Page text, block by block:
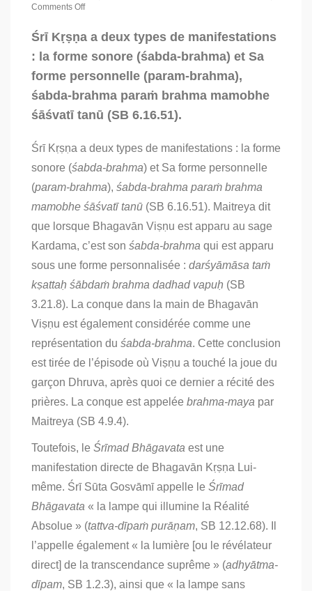
Comments Off
Le
Śrīmad
Bhāgavata
pas
différent
Kṛṣṇa
Śrī Kṛṣṇa a deux types de manifestations
: la forme sonore (śabda-brahma) et Sa
forme personnelle (param-brahma),
śabda-brahma paraṁ brahma mamobhe
śāśvatī tanū (SB 6.16.51).
Śrī Kṛṣṇa a deux types de manifestations : la forme
sonore (śabda-brahma) et Sa forme personnelle
(param-brahma), śabda-brahma paraṁ brahma
mamobhe śāśvatī tanū (SB 6.16.51). Maitreya dit
que lorsque Bhagavān Viṣṇu est apparu au sage
Kardama, c’est son śabda-brahma qui est apparu
sous une forme personnalisée : darśyāmāsa taṁ
kṣattaḥ śābdaṁ brahma dadhad vapuḥ (SB
3.21.8). La conque dans la main de Bhagavān
Viṣṇu est également considérée comme une
représentation du śabda-brahma. Cette conclusion
est tirée de l’épisode où Viṣṇu a touché la joue du
garçon Dhruva, après quoi ce dernier a récité des
prières. La conque est appelée brahma-maya par
Maitreya (SB 4.9.4).
Toutefois, le Śrīmad Bhāgavata est une
manifestation directe de Bhagavān Kṛṣṇa Lui-
même. Śrī Sūta Gosvāmī appelle le Śrīmad
Bhāgavata « la lampe qui illumine la Réalité
Absolue » (tattva-dīpaṁ purāṇam, SB 12.12.68). Il
l’appelle également « la lumière [ou le révélateur
direct] de la transcendance suprême » (adhyātma-
dīpam, SB 1.2.3), ainsi que « la lampe sans